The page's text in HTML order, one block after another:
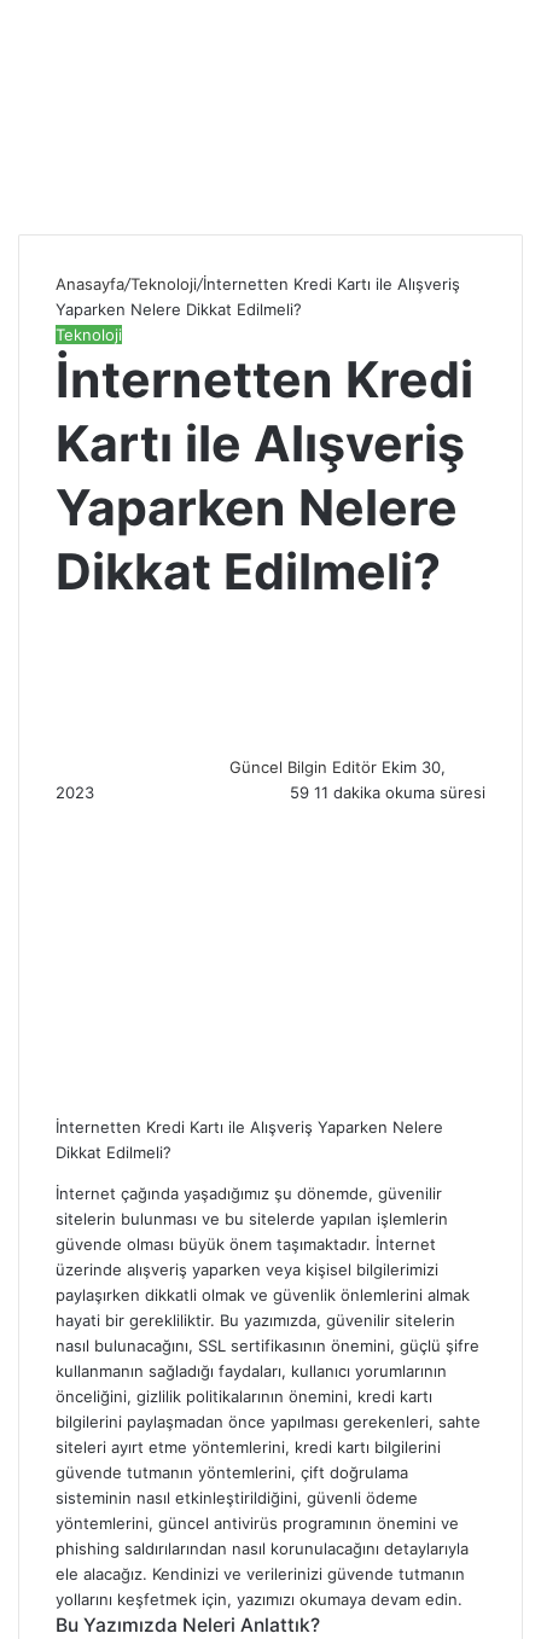
Anasayfa/Teknoloji/İnternetten Kredi Kartı ile Alışveriş
Yaparken Nelere Dikkat Edilmeli?
Teknoloji
İnternetten Kredi
Kartı ile Alışveriş
Yaparken Nelere
Dikkat Edilmeli?
Güncel Bilgin Editör e
m
Ekim 30,
2023
59 11 dakika okuma süresi
İnternetten Kredi Kartı ile Alışveriş Yaparken Nelere
Dikkat Edilmeli?
İnternet çağında yaşadığımız şu dönemde, güvenilir
sitelerin bulunması ve bu sitelerde yapılan işlemlerin
güvende olması büyük önem taşımaktadır. İnternet
üzerinde alışveriş yaparken veya kişisel bilgilerimizi
paylaşırken dikkatli olmak ve güvenlik önlemlerini almak
hayati bir gerekliliktir. Bu yazımızda, güvenilir sitelerin
nasıl bulunacağını, SSL sertifikasının önemini, güçlü şifre
kullanmanın sağladığı faydaları, kullanıcı yorumlarının
önceliğini, gizlilik politikalarının önemini, kredi kartı
bilgilerini paylaşmadan önce yapılması gerekenleri, sahte
siteleri ayırt etme yöntemlerini, kredi kartı bilgilerini
güvende tutmanın yöntemlerini, çift doğrulama
sisteminin nasıl etkinleştirildiğini, güvenli ödeme
yöntemlerini, güncel antivirüs programının önemini ve
phishing saldırılarından nasıl korunulacağını detaylarıyla
ele alacağız. Kendinizi ve verilerinizi güvende tutmanın
yollarını keşfetmek için, yazımızı okumaya devam edin.
Bu Yazımızda Neleri Anlattık?